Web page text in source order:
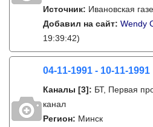
Источник: Ивановская
Добавил на сайт: Wendy
19:39:42)
04-11-1991 - 10-11-1991
Каналы [3]: БТ, Первая
канал
Регион: Минск